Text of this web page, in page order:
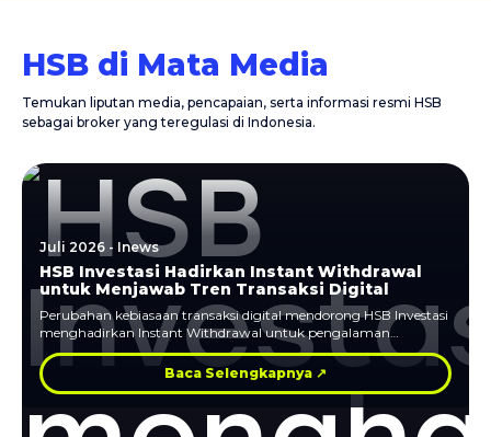
HSB di Mata Media
Temukan liputan media, pencapaian, serta informasi resmi HSB
sebagai broker yang teregulasi di Indonesia.
Juli 2026 - Inews
HSB Investasi Hadirkan Instant Withdrawal
untuk Menjawab Tren Transaksi Digital
Perubahan kebiasaan transaksi digital mendorong HSB Investasi
menghadirkan Instant Withdrawal untuk pengalaman
penarikan dana yang lebih cepat dan praktis.
Baca Selengkapnya ↗